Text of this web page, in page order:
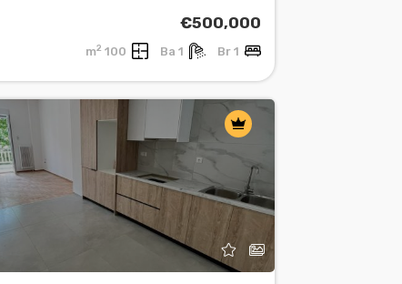
€500,000
1 Br
1 Ba
100 m
2